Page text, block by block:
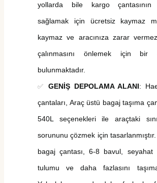
yollarda bile kargo çantasının
sağlamak için ücretsiz kaymaz
kaymaz ve aracınıza zarar
çalınmasını önlemek için
bulunmaktadır.
✅ GENİŞ DEPOLAMA ALANI:
çantaları, Araç üstü bagaj taşıma
540L seçenekleri ile araçtaki
sorununu çözmek için tasarlanmıştır.
bagaj çantası, 6-8 bavul, seyahat
tulumu ve daha fazlasını